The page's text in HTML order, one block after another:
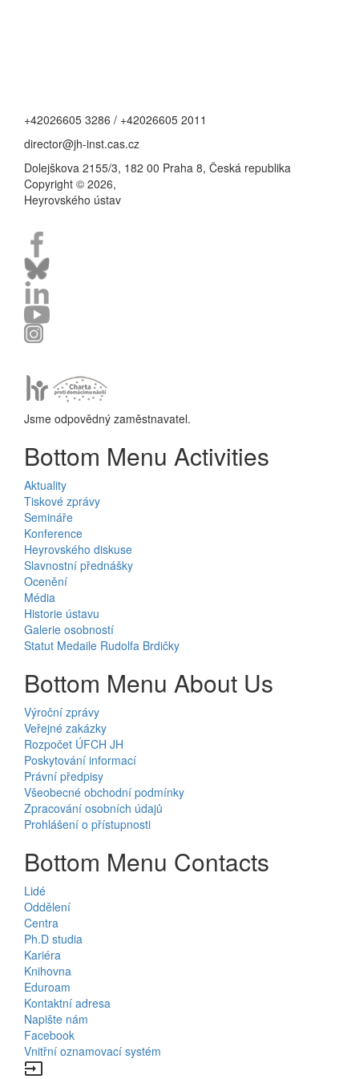
+42026605 3286 / +42026605 2011
director@jh-inst.cas.cz
Dolejškova 2155/3, 182 00 Praha 8, Česká republika
Copyright © 2026,
Heyrovského ústav
Jsme odpovědný zaměstnavatel.
Bottom Menu Activities
Aktuality
Tiskové zprávy
Semináře
Konference
Heyrovského diskuse
Slavnostní přednášky
Ocenění
Média
Historie ústavu
Galerie osobností
Statut Medaile Rudolfa Brdičky
Bottom Menu About Us
Výroční zprávy
Veřejné zakázky
Rozpočet ÚFCH JH
Poskytování informací
Právní předpisy
Všeobecné obchodní podmínky
Zpracování osobních údajů
Prohlášení o přístupnosti
Bottom Menu Contacts
Lidé
Oddělení
Centra
Ph.D studia
Kariéra
Knihovna
Eduroam
Kontaktní adresa
Napište nám
Facebook
Vnitřní oznamovací systém
input